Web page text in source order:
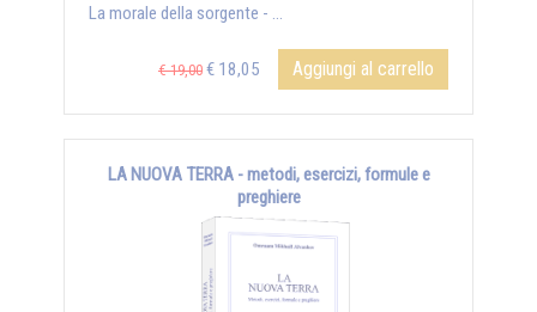
La morale della sorgente - ...
€ 19,00 € 18,05 Aggiungi al carrello
LA NUOVA TERRA - metodi, esercizi, formule e
preghiere